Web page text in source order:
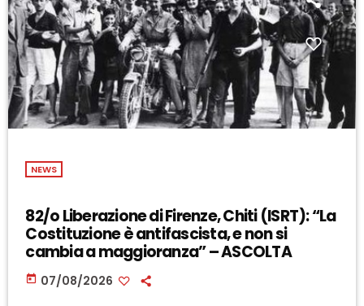
NEWS
82/o Liberazione di Firenze, Chiti (ISRT): “La
Costituzione è antifascista, e non si
cambia a maggioranza” – ASCOLTA
today 07/08/2026